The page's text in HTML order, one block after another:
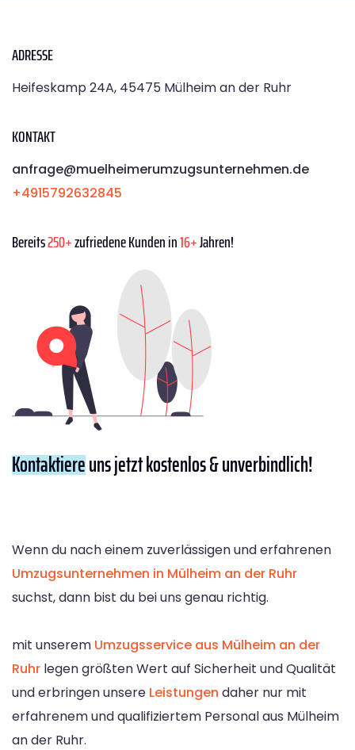
ADRESSE
Heifeskamp 24A, 45475 Mülheim an der Ruhr
KONTAKT
anfrage@muelheimerumzugsunternehmen.de
+4915792632845
Bereits250+zufriedene Kunden in16+Jahren!
Kontaktiereuns jetzt kostenlos & unverbindlich!
Wenn du nach einem zuverlässigen und erfahrenen
Umzugsunternehmen in Mülheim an der Ruhr
suchst, dann bist du bei uns genau richtig.
mit unserem Umzugsservice aus Mülheim an der
Ruhr legen größten Wert auf Sicherheit und Qualität
und erbringen unsere Leistungen daher nur mit
erfahrenem und qualifiziertem Personal aus Mülheim
an der Ruhr.